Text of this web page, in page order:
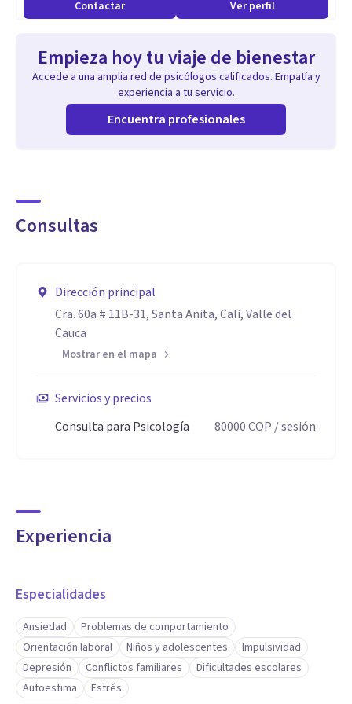
Especialidad:
* Terapia de pareja y de familia, orientada a la mejora de la
comunicación, la resolución de conflictos y el
fortalecimiento del vínculo afectivo.
* Acompañamiento psicológico en procesos de ansiedad,
depresión y estrés, mediante enfoques centrados en la
persona, la gestión emocional y el fortalecimiento de
Entre mis competencias profesionales se destacan:
* Capacidad de análisis y diagnóstico psicológico,
vocacional, profesional y de bienestar, adaptados a
contextos educativos diversos.
Contactar Ver perfil
Empieza hoy tu viaje de bienestar
Accede a una amplia red de psicólogos calificados. Empatía y
experiencia a tu servicio.
Encuentra profesionales
Consultas
Dirección principal
Cra. 60a # 11B-31, Santa Anita, Cali, Valle del
Cauca
Mostrar en el mapa
Servicios y precios
Consulta para Psicología
80000COP / sesión
Experiencia
Especialidades
Ansiedad
Problemas de comportamiento
Orientación laboral
Niños y adolescentes
Impulsividad
Depresión
Conflictos familiares
Dificultades escolares
Autoestima
Estrés